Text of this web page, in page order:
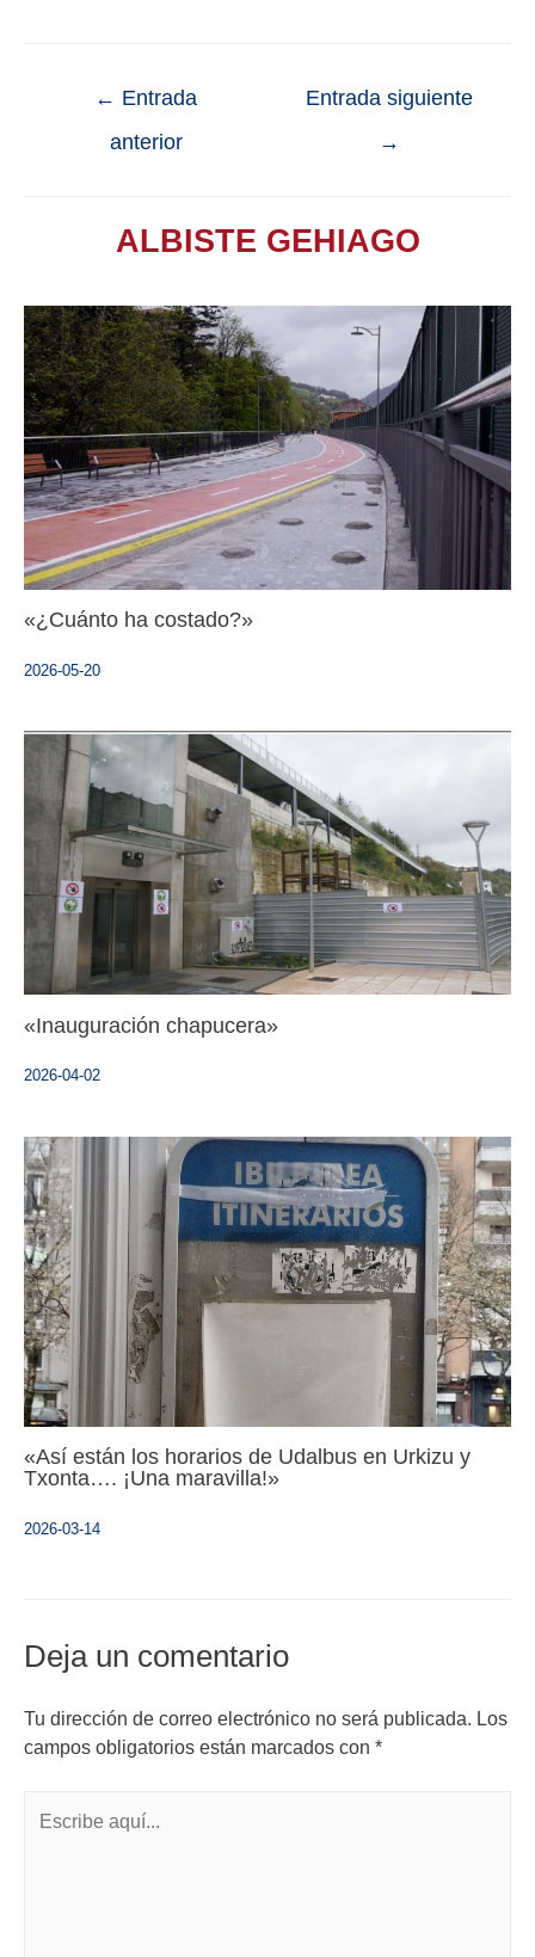
← Entrada
anterior
Entrada siguiente
→
ALBISTE GEHIAGO
«¿Cuánto ha costado?»
2026-05-20
«Inauguración chapucera»
2026-04-02
«Así están los horarios de Udalbus en Urkizu y
Txonta…. ¡Una maravilla!»
2026-03-14
Deja un comentario
Tu dirección de correo electrónico no será publicada. Los
campos obligatorios están marcados con *